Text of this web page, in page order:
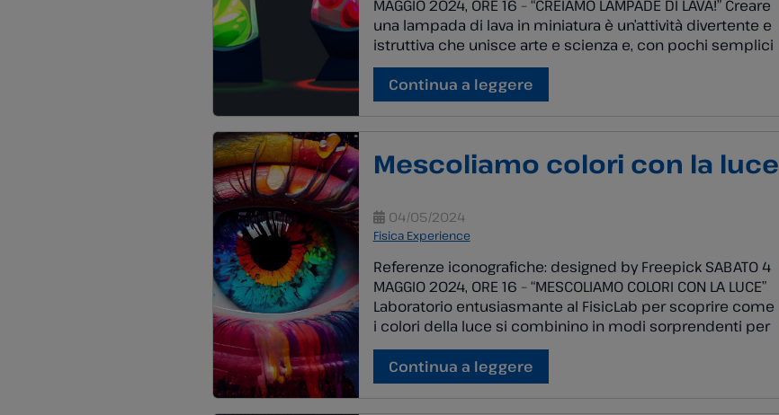
MAGGIO 2024, ORE 16 – “CREIAMO LAMPADE DI LAVA!” Creare
una lampada di lava in miniatura è un’attività divertente e
istruttiva che unisce arte e scienza e, con pochi semplici
materiali, è possibile costruire una piccola meraviglia che
illumina e incanta. Ti aspettiamo per un laboratorio
educativo in […]
Continua a leggere
Mescoliamo colori con la luce
04/05/2024
Fisica Experience
Referenze iconografiche: designed by Freepick SABATO 4
MAGGIO 2024, ORE 16 – “MESCOLIAMO COLORI CON LA LUCE”
Laboratorio entusiasmante al FisicLab per scoprire come
i colori della luce si combinino in modi sorprendenti per
creare una gamma infinita di nuove tonalità. Un’attività
pratica non solo per celebrare la Giornata Mondiale dei
Colori (06/05), ma anche […]
Continua a leggere